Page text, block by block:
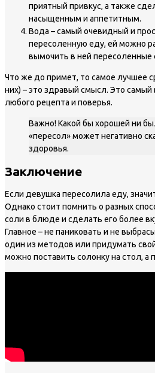
приятный привкус, а также
насыщенным и аппетитным.
Вода – самый очевидный и
пересоленную еду, ей можно
вымочить в ней пересоленные
Что же до примет, то самое лучшее
них) – это здравый смысл. Это
любого рецепта и поверья.
Важно! Какой бы хорошей ни
«пересол» может негативно
здоровья.
Заключение
Если девушка пересолила еду,
Однако стоит помнить о разных
соли в блюде и сделать его более
Главное – не паниковать и не
один из методов или придумать
можно поставить солонку на стол, а